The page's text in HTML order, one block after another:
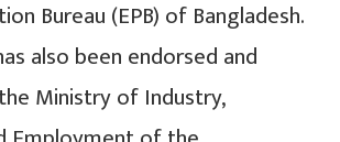
Bureau (EPB) of Bangladesh.
also been endorsed and
Ministry of Industry,